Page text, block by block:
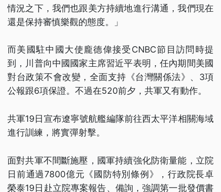
情況之下，我們也跟美方持續地進行溝通，我們現在
還是保持審慎樂觀的態度。」
而美國駐中國大使龐德偉接受CNBC節目訪問時提
到，川普向中國國家主席習近平表明，任內期間美國
對台政策不會改變，全面支持《台灣關係法》、3項
公報跟6項保證。不過在520前夕，共軍又有動作。
共軍19日宣布遼寧號航艦編隊前往西太平洋相關海域
進行訓練，將實彈射擊。
面對共軍不間斷施壓，國軍持續強化防衛量能，立院
日前通過7800億元《國防特別條例》，行政院長卓
榮泰19日赴立院專案報告、備詢，強調第一批發價書